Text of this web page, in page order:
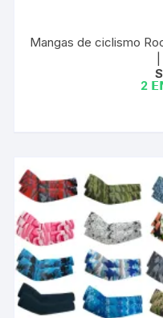
Mangas de ciclismo
2